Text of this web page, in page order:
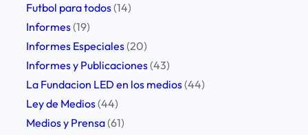
Futbol para todos(14)
Informes(19)
Informes Especiales(20)
Informes y Publicaciones(43)
La Fundacion LED en los medios(44)
Ley de Medios(44)
Medios y Prensa(61)